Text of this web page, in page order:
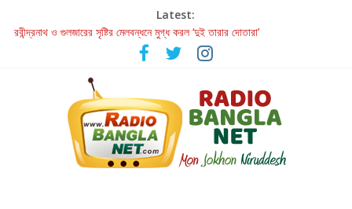
Latest:
রবীন্দ্রনাথ ও গুলজারের সৃষ্টির মেলবন্ধনে মুগ্ধ করল ‘দুই তারার দোতারা’
কলের গান থেকে রীলস্ — বাঙালির গান শোনার বিবর্তনের গল্প
জগন্নাথমঙ্গলম্ — বাংলায় প্রথমবার মঞ্চে এবার রথযাত্রার উদযাপন
Retribution: A Thought-Provoking Short Film That Challenges
Our Understanding of Justice
হাওয়া বদলের টলিউডে ‘তুমি এলে তাই’